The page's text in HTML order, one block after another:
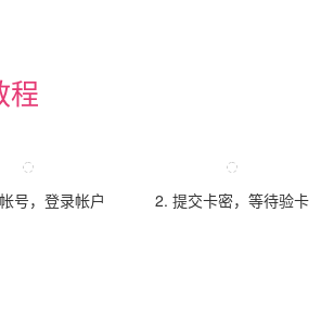
程
号，登录帐户 2. 提交卡密，等待验卡